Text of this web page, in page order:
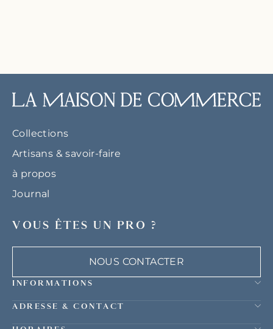
Collections
Artisans & savoir-faire
à propos
Journal
VOUS ÊTES UN PRO ?
NOUS CONTACTER
INFORMATIONS
ADRESSE & CONTACT